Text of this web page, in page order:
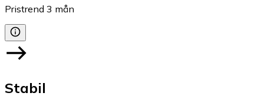
Pristrend 3 mån
Stabil